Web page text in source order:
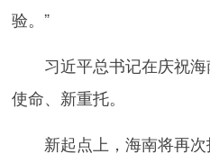
验。”
习近平总书记在庆祝海
使命、新重托。
新起点上，海南将再次